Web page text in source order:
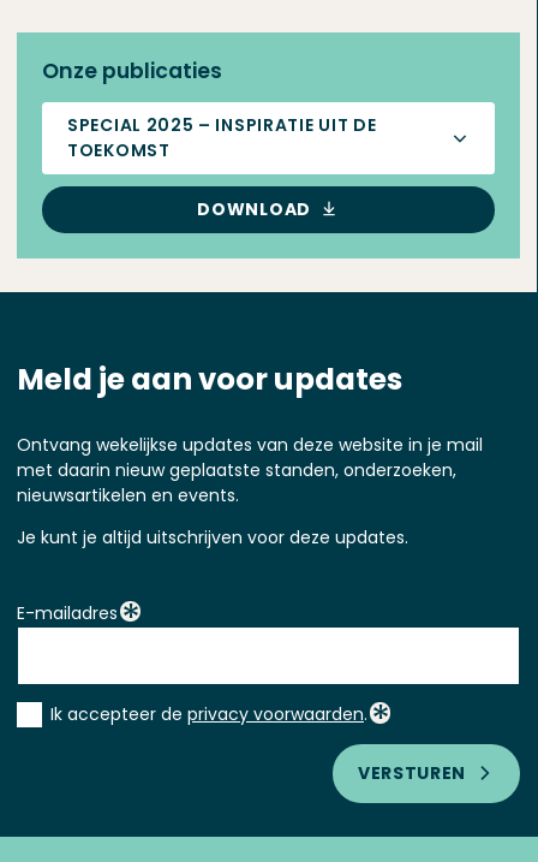
Onze publicaties
SPECIAL 2025 – INSPIRATIE UIT DE
TOEKOMST
DOWNLOAD
Meld je aan voor updates
Ontvang wekelijkse updates van deze website in je mail
met daarin nieuw geplaatste standen, onderzoeken,
nieuwsartikelen en events.
Je kunt je altijd uitschrijven voor deze updates.
E-mailadres
Instemming
Ik accepteer de privacy voorwaarden.
VERSTUREN